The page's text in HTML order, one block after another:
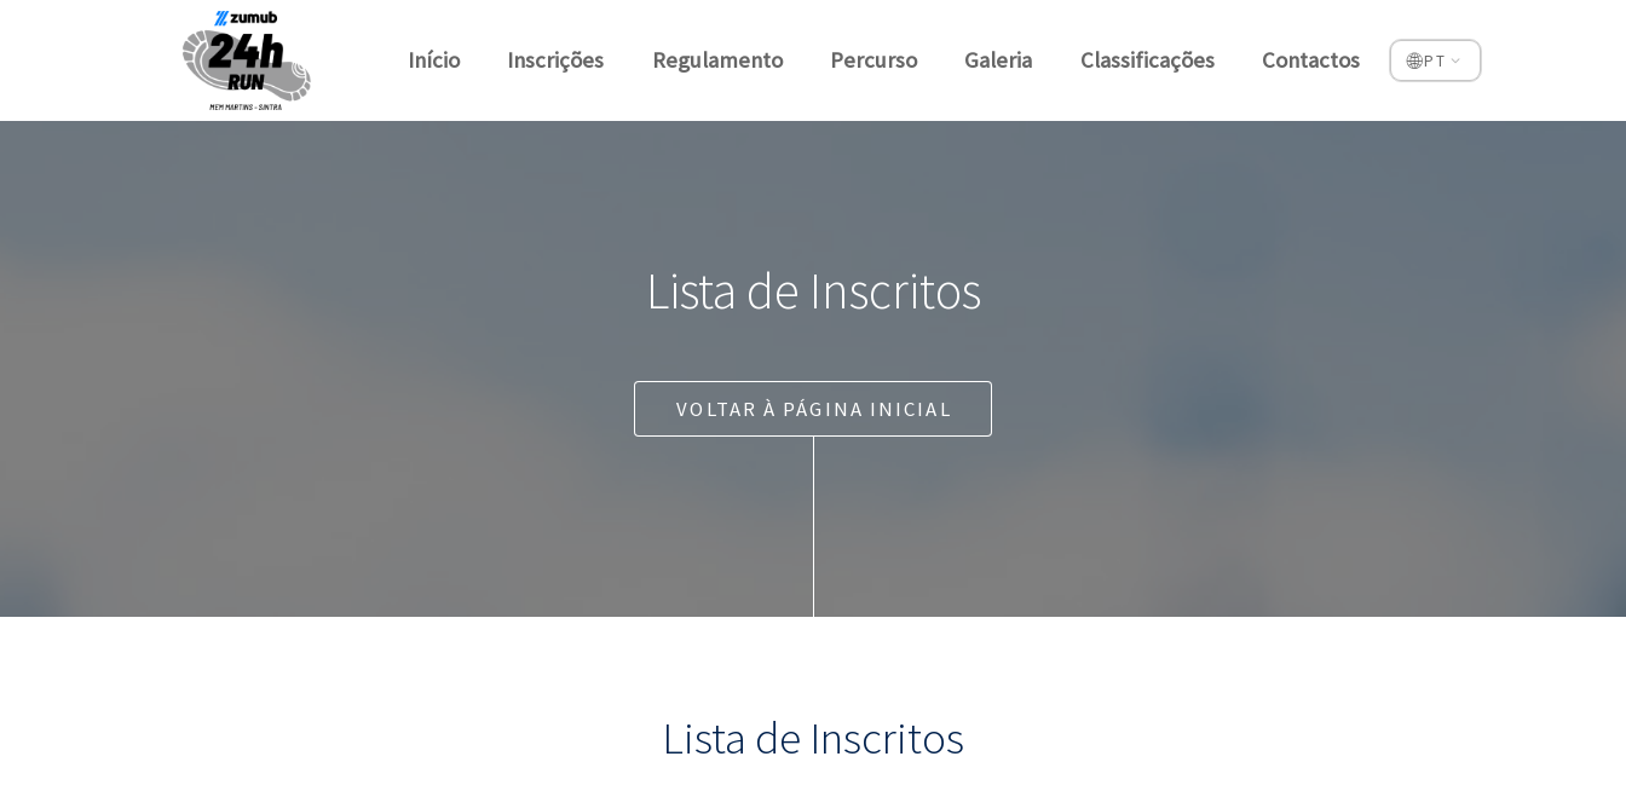
Início Inscrições Regulamento Percurso Galeria Classificações Contactos 🌐PT
Lista de Inscritos
VOLTAR À PÁGINA INICIAL
Lista de Inscritos